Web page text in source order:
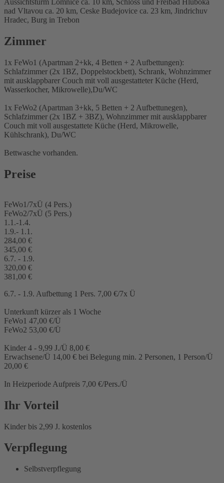
Aussichtsturm Lomnice ca. 10 km, Schloss und Freibad Hluboka
nad Vltavou ca. 20 km, Ceske Budejovice ca. 23 km, Jindrichuv
Hradec, Burg in Trebon
Zimmer
1x FeWo1 (Apartman 2+kk, 4 Betten + 2 Aufbettungen):
Schlafzimmer (2x 1BZ, Doppelstockbett), Schrank, Wohnzimmer
mit ausklappbarer Couch mit voll ausgestatteter Küche (Herd,
Wasserkocher, Mikrowelle),Du/WC
1x FeWo2 (Apartman 3+kk, 5 Betten + 2 Aufbettunegen),
Schlafzimmer (2x 1BZ + 3BZ), Wohnzimmer mit ausklappbarer
Couch mit voll ausgestattete Küche (Herd, Mikrowelle,
Kühlschrank), Du/WC
Bettwasche vorhanden.
Preise
FeWo1/7xÜ (4 Pers.)
FeWo2/7xÜ (5 Pers.)
1.1.-1.4.
1.9.- 1.1.
284,00 €
345,00 €
6.7. - 1.9.
320,00 €
381,00 €
6.7. - 1.9. Aufbettung 1 Pers. 7,00 €/7x Ü
Unterkunft kürzer als 1 Woche
FeWo1 47,00 €/Ü
FeWo2 53,00 €/Ü
Kinder 4 - 9,99 J./Ü 8,00 €
Erwachsene/Ü 14,00 € bei Belegung min. 2 Personen, 1 Person/Ü
20,00 €
In Heizperiode Aufpreis 7,00 €/Pers./Ü
Ihr Vorteil
Kinder bis 2,99 J. kostenlos
Verpflegung
Selbstverpflegung